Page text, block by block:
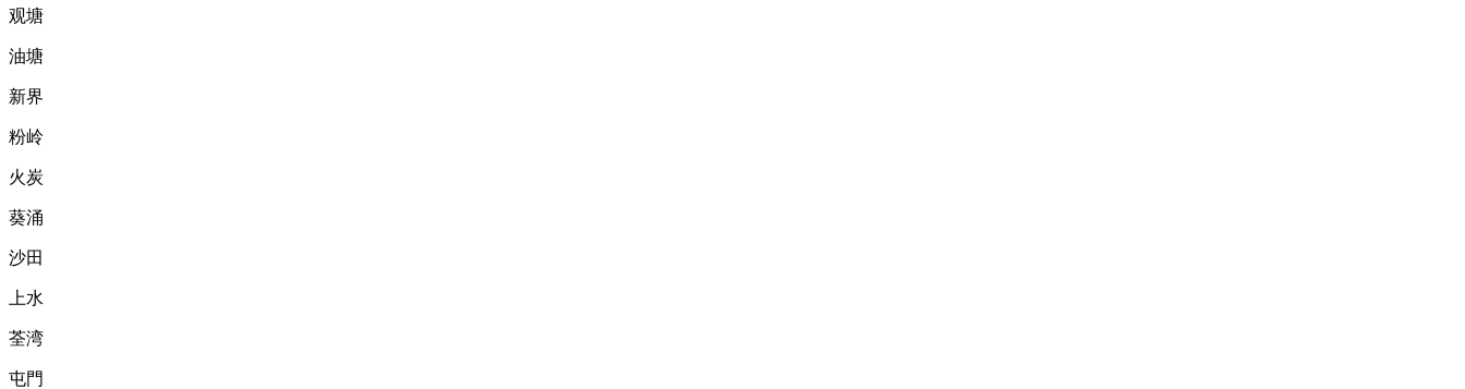
观塘
油塘
新界
粉岭
火炭
葵涌
沙田
上水
荃湾
屯門